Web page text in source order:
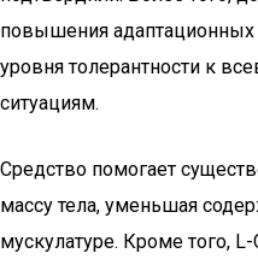
повышения
уровня толерантности к
ситуациям.
Средство помогает
массу тела, уменьшая
мускулатуре. Кроме того,